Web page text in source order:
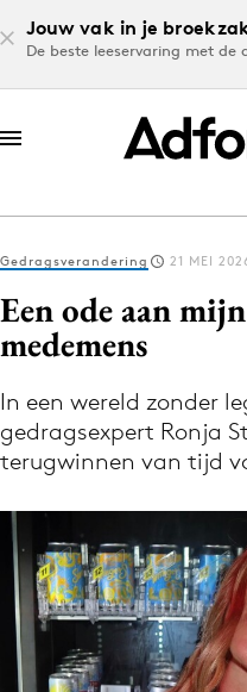
Jouw vak in je
De beste leeservaring met de
Log in
Volg het laatste
Menu
Home
Gedragsverandering 21 MEI
Een ode aan
medemens
In een wereld zonder
gedragsexpert Ronja
terugwinnen van tijd